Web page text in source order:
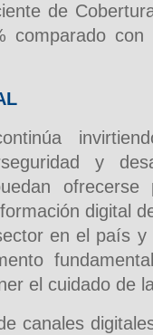
de
comparado
y
digital
en el país
el cuidado de
canales